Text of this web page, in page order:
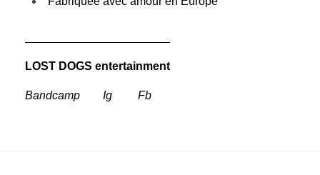
LOST DOGS entertainment
Bandcamp Ig Fb